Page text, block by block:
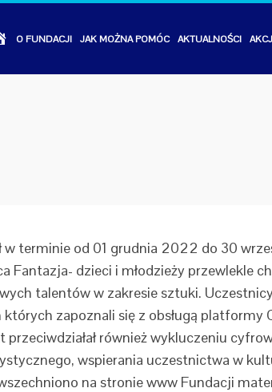
STRONA
O FUNDACJI JAK MOŻNA POMÓC AKTUALNOŚCI
w terminie od 01 grudnia 2022 do 30
dzieci i młodzieży przewlekle
talentów w zakresie sztuki.
zapoznali się z obsługą
również wykluczeniu
wspierania uczestnictwa w
na stronie www Fundacji